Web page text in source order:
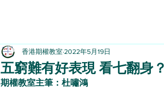
五窮難有好表現 看七翻身
香港期權教室 2022年5月19日
期權教室主筆：杜嘯鴻